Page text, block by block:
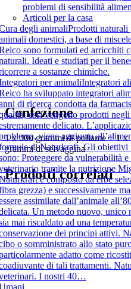
problemi di sensibilità
Articoli per la casa
degli animaliProdotti naturali
domestici, a base di
sono formulati ed arricchiti
Ideati e studiati per il
a sostanze chimiche.
per animaliIntegratori
ha sviluppato integratori
di ricerca condotta da
essi vengono prodotti
delicato.
viene aggiunta
di Naturkraft. Gli obiettivi
Proteggere da vulnerabilità
tramite la nutrizione
è composto da erbe
grezza) e successivamente
assimilate dall’animale
Un metodo nuovo, unico
mai riscaldato ad una
dei principi attivi.
o somministrato allo stato
adatto come
di tali trattamenti.
I nostri 40…
Confezione
1 x 300 grammi di pollame + 1
grammi di selvaggina
Prodotti correlati